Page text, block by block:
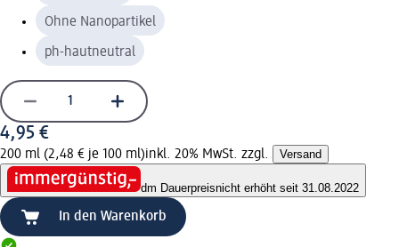
Ohne Nanopartikel
ph-hautneutral
4,95 €
200 ml (2,48 € je 100 ml)inkl. 20% MwSt. zzgl. Versand
dm Dauerpreisnicht erhöht seit 31.08.2022
In den Warenkorb